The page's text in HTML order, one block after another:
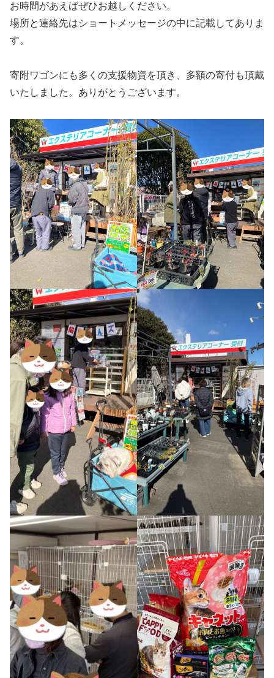
お時間があえばぜひお越しください。
場所と連絡先はショートメッセージの中に記載してありま
す。
寄附ワゴンにも多くの支援物資を頂き、多額の寄付も頂戴
いたしました。ありがとうございます。